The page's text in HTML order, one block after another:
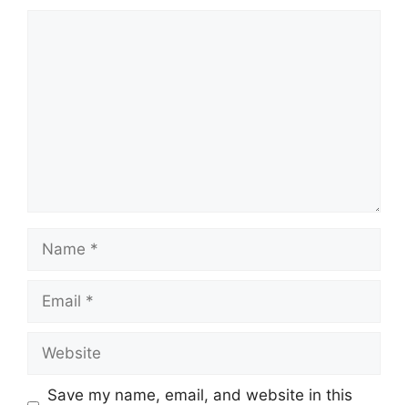
Name
Email
Website
Save my name, email, and website in this